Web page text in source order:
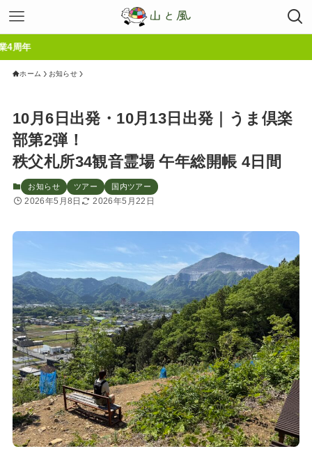
ホーム お知らせ
10月6日出発・10月13日出発｜うま倶楽
部第2弾！
秩父札所34観音霊場 午年総開帳 4日間
お知らせ ツアー 国内ツアー
2026年5月8日 2026年5月22日